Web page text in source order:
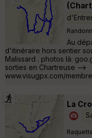
Au
d'itinéraire hors sentier
Malissard . photos là:
sorties en Chartreuse -->
www.visugpx.com/
La